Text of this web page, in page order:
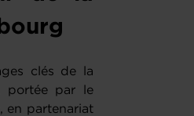
clés de la
portée par le
en partenariat